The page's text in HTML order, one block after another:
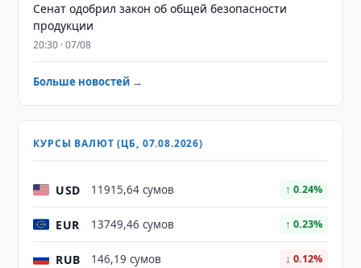
Сенат одобрил закон об общей безопасности
продукции
20:30 · 07/08
Больше новостей →
КУРСЫ ВАЛЮТ (ЦБ, 07.08.2026)
USD 11915,64 сумов ↑ 0.24%
EUR 13749,46 сумов ↑ 0.23%
RUB 146,19 сумов ↓ 0.12%